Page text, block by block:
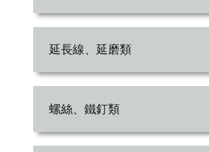
延長線、延磨類
螺絲、鐵釘類